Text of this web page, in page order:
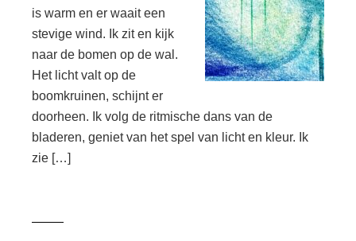
is warm en er waait een
stevige wind. Ik zit en kijk
naar de bomen op de wal.
Het licht valt op de
boomkruinen, schijnt er
doorheen. Ik volg de ritmische dans van de
bladeren, geniet van het spel van licht en kleur. Ik
zie […]